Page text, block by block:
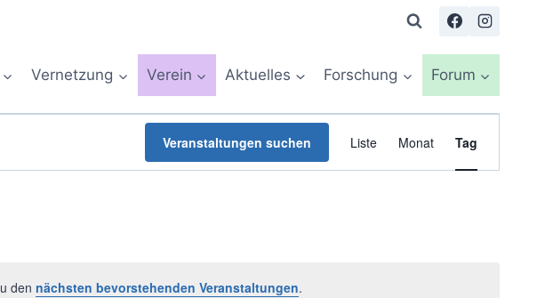
Vernetzung Verein Aktuelles Forschung Forum
den nächsten bevorstehenden Veranstaltungen.
Veranstaltungen suchen Liste Monat Tag